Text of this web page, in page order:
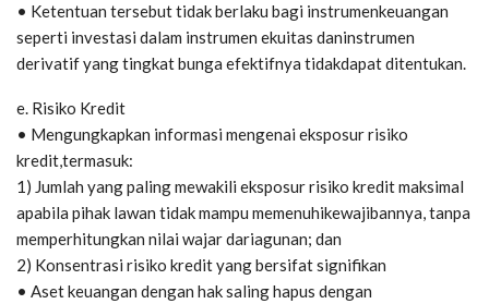
• Ketentuan tersebut tidak berlaku bagi instrumenkeuangan
seperti investasi dalam instrumen ekuitas daninstrumen
derivatif yang tingkat bunga efektifnya tidakdapat ditentukan.
e. Risiko Kredit
• Mengungkapkan informasi mengenai eksposur risiko
kredit,termasuk:
1) Jumlah yang paling mewakili eksposur risiko kredit maksimal
apabila pihak lawan tidak mampu memenuhikewajibannya, tanpa
memperhitungkan nilai wajar dariagunan; dan
2) Konsentrasi risiko kredit yang bersifat signifikan
• Aset keuangan dengan hak saling hapus dengan